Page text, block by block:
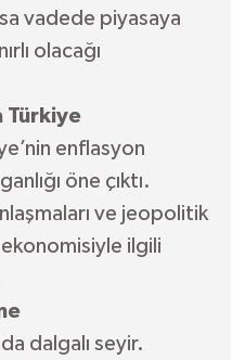
vadede piyasaya
olacağı
Türkiye
enflasyon
öne çıktı.
ve jeopolitik
ilgili
dalgalı seyir.